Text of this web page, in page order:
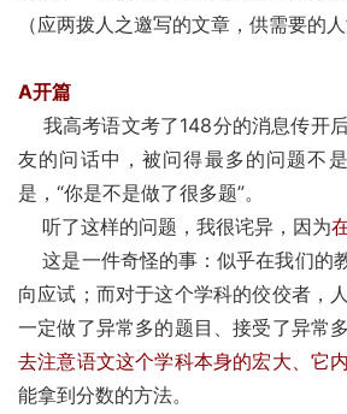
（应两拨人之邀写的文章，供需要的
A开篇
我高考语文考了148分的消息传开
友的问话中，被问得最多的问题不
是，“你是不是做了很多题”。
听了这样的问题，我很诧异，因为
这是一件奇怪的事：似乎在我们的
向应试；而对于这个学科的佼佼者，
一定做了异常多的题目、接受了异常
去注意语文这个学科本身的宏大、它
能拿到分数的方法。